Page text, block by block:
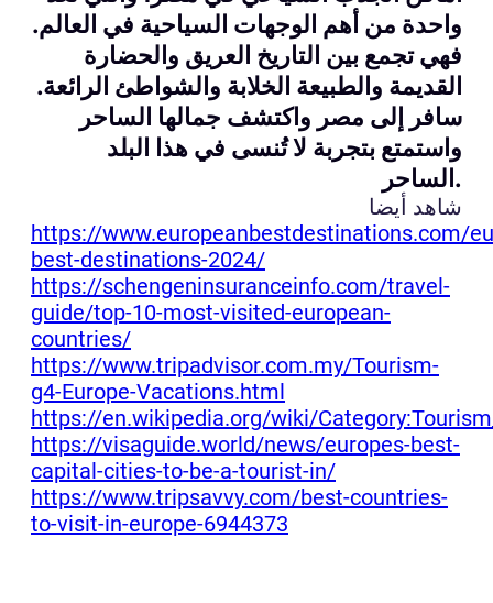
واحدة من أهم الوجهات السياحية في العالم.
فهي تجمع بين التاريخ العريق والحضارة
القديمة والطبيعة الخلابة والشواطئ الرائعة.
سافر إلى مصر واكتشف جمالها الساحر
واستمتع بتجربة لا تُنسى في هذا البلد
الساحر.
شاهد أيضا
https://www.europeanbestdestinations.com/
best-destinations-2024/
https://schengeninsuranceinfo.com/travel-
guide/top-10-most-visited-european-
countries/
https://www.tripadvisor.com.my/Tourism-
g4-Europe-Vacations.html
https://en.wikipedia.org/wiki/
https://visaguide.world/news/europes-best-
capital-cities-to-be-a-tourist-in/
https://www.tripsavvy.com/best-countries-
to-visit-in-europe-6944373